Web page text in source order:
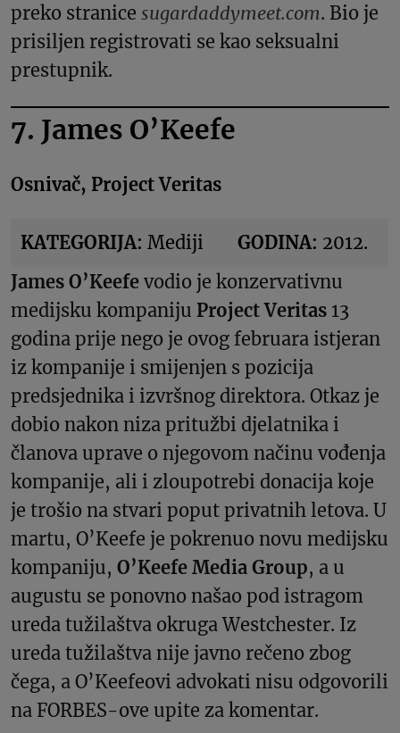
preko stranice sugardaddymeet.com. Bio je
prisiljen registrovati se kao seksualni
prestupnik.
7. James O’Keefe
Osnivač, Project Veritas
KATEGORIJA: Mediji GODINA: 2012.
James O’Keefe vodio je konzervativnu
medijsku kompaniju Project Veritas 13
godina prije nego je ovog februara istjeran
iz kompanije i smijenjen s pozicija
predsjednika i izvršnog direktora. Otkaz je
dobio nakon niza pritužbi djelatnika i
članova uprave o njegovom načinu vođenja
kompanije, ali i zloupotrebi donacija koje
je trošio na stvari poput privatnih letova. U
martu, O’Keefe je pokrenuo novu medijsku
kompaniju, O’Keefe Media Group, a u
augustu se ponovno našao pod istragom
ureda tužilaštva okruga Westchester. Iz
ureda tužilaštva nije javno rečeno zbog
čega, a O’Keefeovi advokati nisu odgovorili
na FORBES-ove upite za komentar.